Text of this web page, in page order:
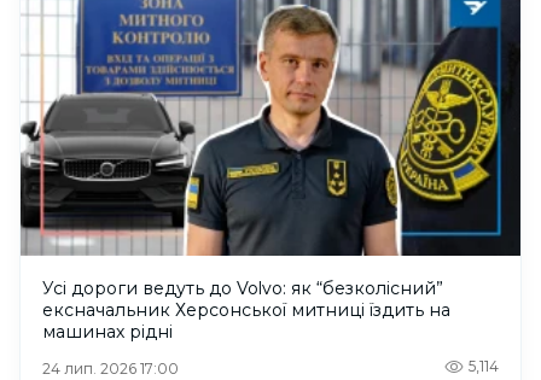
Усі дороги ведуть до Volvo: як “безколісний”
ексначальник Херсонської митниці їздить на
машинах рідні
24 лип. 2026 17:00 5,114